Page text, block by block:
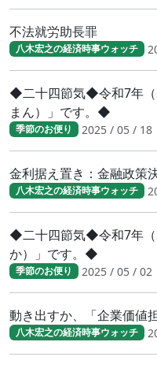
不法就労助長罪
八木宏之の経済時事ウォッチ
◆二十四節気◆令和7年（
まん）」です。◆
季節のお便り 2025 / 05 / 18
金利据え置き：金融政策
八木宏之の経済時事ウォッチ
◆二十四節気◆令和7年（
か）」です。◆
季節のお便り 2025 / 05 / 02
動き出すか、「企業価値
八木宏之の経済時事ウォッチ